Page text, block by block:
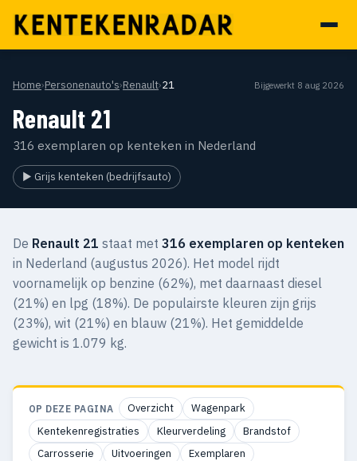
Home›Personenauto's›Renault›21 Bijgewerkt 8 aug 2026
Renault 21
316 exemplaren op kenteken in Nederland
▶ Grijs kenteken (bedrijfsauto)
De Renault 21 staat met 316 exemplaren op kenteken
in Nederland (augustus 2026). Het model rijdt
voornamelijk op benzine (62%), met daarnaast diesel
(21%) en lpg (18%). De populairste kleuren zijn grijs
(23%), wit (21%) en blauw (21%). Het gemiddelde
gewicht is 1.079 kg.
OP DEZE PAGINA Overzicht
Wagenpark
Kentekenregistraties
Kleurverdeling
Brandstof
Carrosserie
Uitvoeringen Exemplaren